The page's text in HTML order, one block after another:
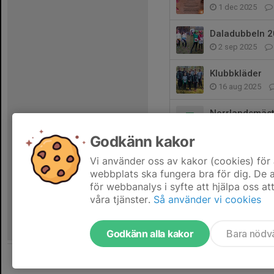
1 dec 2025
Daladubbeln
2 sep 2025
Klubbkläder
16 aug 2025
3 maj 2025
Godkänn kakor
Vi använder oss av kakor (cookies)
webbplats ska fungera bra för dig. De
för webbanalys i syfte att hjälpa oss
våra tjänster. Så använder vi cookies
Godkänn alla kakor Bara